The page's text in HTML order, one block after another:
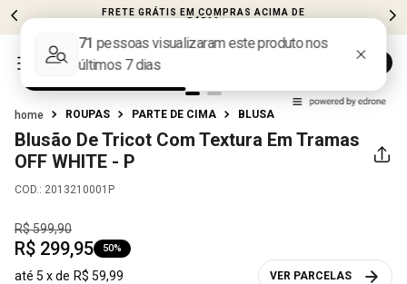
FRETE GRÁTIS EM COMPRAS ACIMA DE
R$599
ROUPAS PARTE DE CIMA BLUSA
Blusão De Tricot Com Textura Em Tramas
OFF WHITE - P
COD.: 2013210001P
R$599,90
R$ 299,95 50%
até 5 x de R$ 59,99 VER PARCELAS